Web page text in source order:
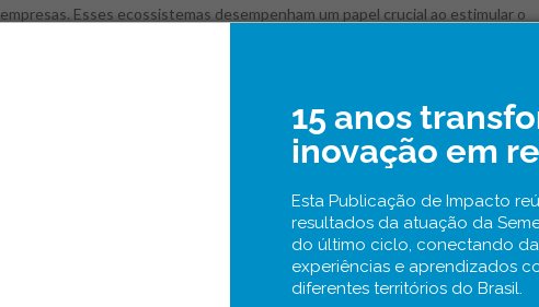
15 anos
inovação em
Esta Publicação de Impacto
resultados da atuação da
do último ciclo, conectando
experiências e aprendizados
diferentes territórios do Brasil.
empresas. Esses ecossistemas desempenham um papel crucial ao estimular o